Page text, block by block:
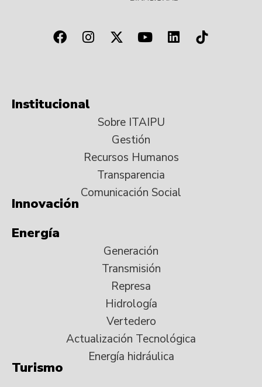
Institucional
Sobre ITAIPU
Gestión
Recursos Humanos
Transparencia
Comunicación Social
Innovación
Energía
Generación
Transmisión
Represa
Hidrología
Vertedero
Actualización Tecnológica
Energía hidráulica
Turismo